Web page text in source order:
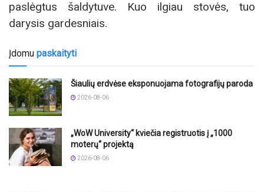
paslėgtus šaldytuve. Kuo ilgiau stovės, tuo
darysis gardesniais.
Įdomu paskaityti
Šiaulių erdvėse eksponuojama fotografijų paroda
2026-08-06
„WoW University“ kviečia registruotis į „1000
moterų“ projektą
2026-08-06